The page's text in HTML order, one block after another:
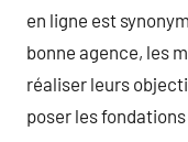
en ligne est
bonne agence, les
réaliser leurs
poser les